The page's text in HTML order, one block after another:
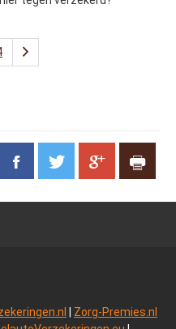
Zorg-Premies.nl